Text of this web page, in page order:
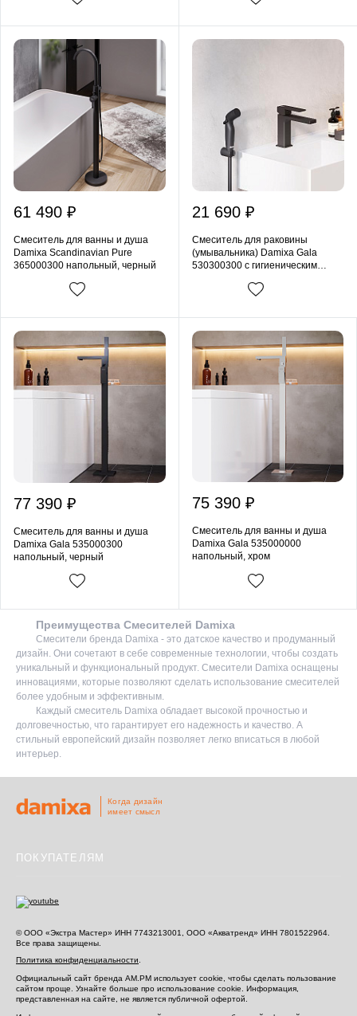
61 490 ₽
Смеситель для ванны и душа
Damixa Scandinavian Pure
365000300 напольный, черный
21 690 ₽
Смеситель для раковины
(умывальника) Damixa Gala
530300300 с гигиеническим
77 390 ₽
Смеситель для ванны и душа
Damixa Gala 535000300
напольный, черный
75 390 ₽
Смеситель для ванны и душа
Damixa Gala 535000000
напольный, хром
Преимущества Смесителей Damixa
Смесители бренда Damixa - это датское качество и продуманный
дизайн. Они сочетают в себе современные технологии, чтобы создать
уникальный и функциональный продукт. Смесители Damixa оснащены
инновациями, которые позволяют сделать использование смесителей
более удобным и эффективным.
Каждый смеситель Damixa обладает высокой прочностью и
долговечностью, что гарантирует его надежность и качество. А
стильный европейский дизайн позволяет легко вписаться в любой
интерьер.
Когда дизайн
имеет смысл
ПОКУПАТЕЛЯМ
© ООО «Экстра Мастер» ИНН 7743213001, ООО «Акватренд» ИНН 7801522964.
Все права защищены.
Политика конфиденциальности
Официальный сайт бренда AM.PM использует cookie, чтобы сделать пользование
сайтом проще. Узнайте больше про использование cookie. Информация,
представленная на сайте, не является публичной офертой.